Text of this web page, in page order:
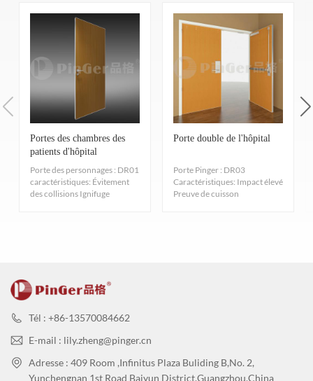
Portes des chambres des
patients d'hôpital
Porte des personnages : DR01
caractéristiques: Évitement
des collisions Ignifuge
Porte double de l'hôpital
Porte Pinger : DR03
Caractéristiques: Impact élevé
Preuve de cuisson
Tél : +86-13570084662
E-mail : lily.zheng@pinger.cn
Adresse : 409 Room ,Infinitus Plaza Buliding B,No. 2,
Yunchengnan 1st Road Baiyun District,Guangzhou,China